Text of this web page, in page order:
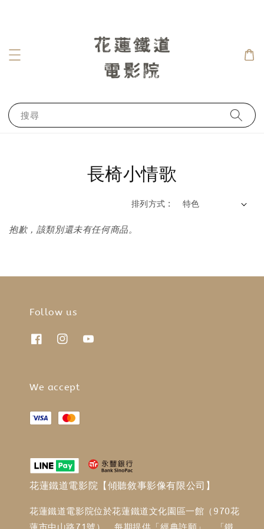
搜尋
長椅小情歌
排列方式 :
抱歉，該類別還未有任何商品。
Follow us
We accept
花蓮鐵道電影院【傾聽敘事影像有限公司】
花蓮鐵道電影院位於花蓮鐵道文化園區一館（970花